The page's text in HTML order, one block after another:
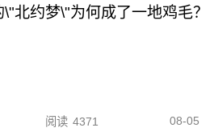
北约梦\"为何成了一地鸡毛？
阅读 4371 08-05